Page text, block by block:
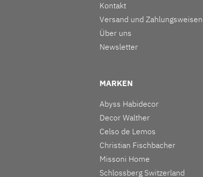
Kontakt
Versand und Zahlungsweisen
Über uns
Newsletter
MARKEN
Abyss Habidecor
Decor Walther
Celso de Lemos
Christian Fischbacher
Missoni Home
Schlossberg Switzerland